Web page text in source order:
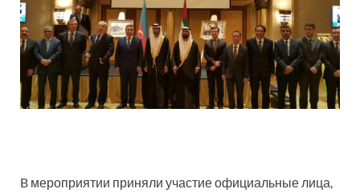
B мероприятии приняли участие официальные лица,